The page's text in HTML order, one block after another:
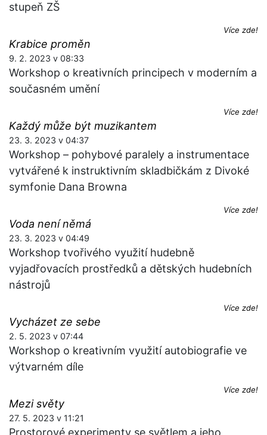
stupeň ZŠ
Více zde!
Krabice proměn
9. 2. 2023 v 08:33
Workshop o kreativních principech v moderním a
současném umění
Více zde!
Každý může být muzikantem
23. 3. 2023 v 04:37
Workshop – pohybové paralely a instrumentace
vytvářené k instruktivním skladbičkám z Divoké
symfonie Dana Browna
Více zde!
Voda není němá
23. 3. 2023 v 04:49
Workshop tvořivého využití hudebně
vyjadřovacích prostředků a dětských hudebních
nástrojů
Více zde!
Vycházet ze sebe
2. 5. 2023 v 07:44
Workshop o kreativním využití autobiografie ve
výtvarném díle
Více zde!
Mezi světy
27. 5. 2023 v 11:21